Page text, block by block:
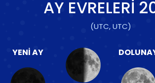
AY EVRELERI
(UTC, UTC)
YENI AY